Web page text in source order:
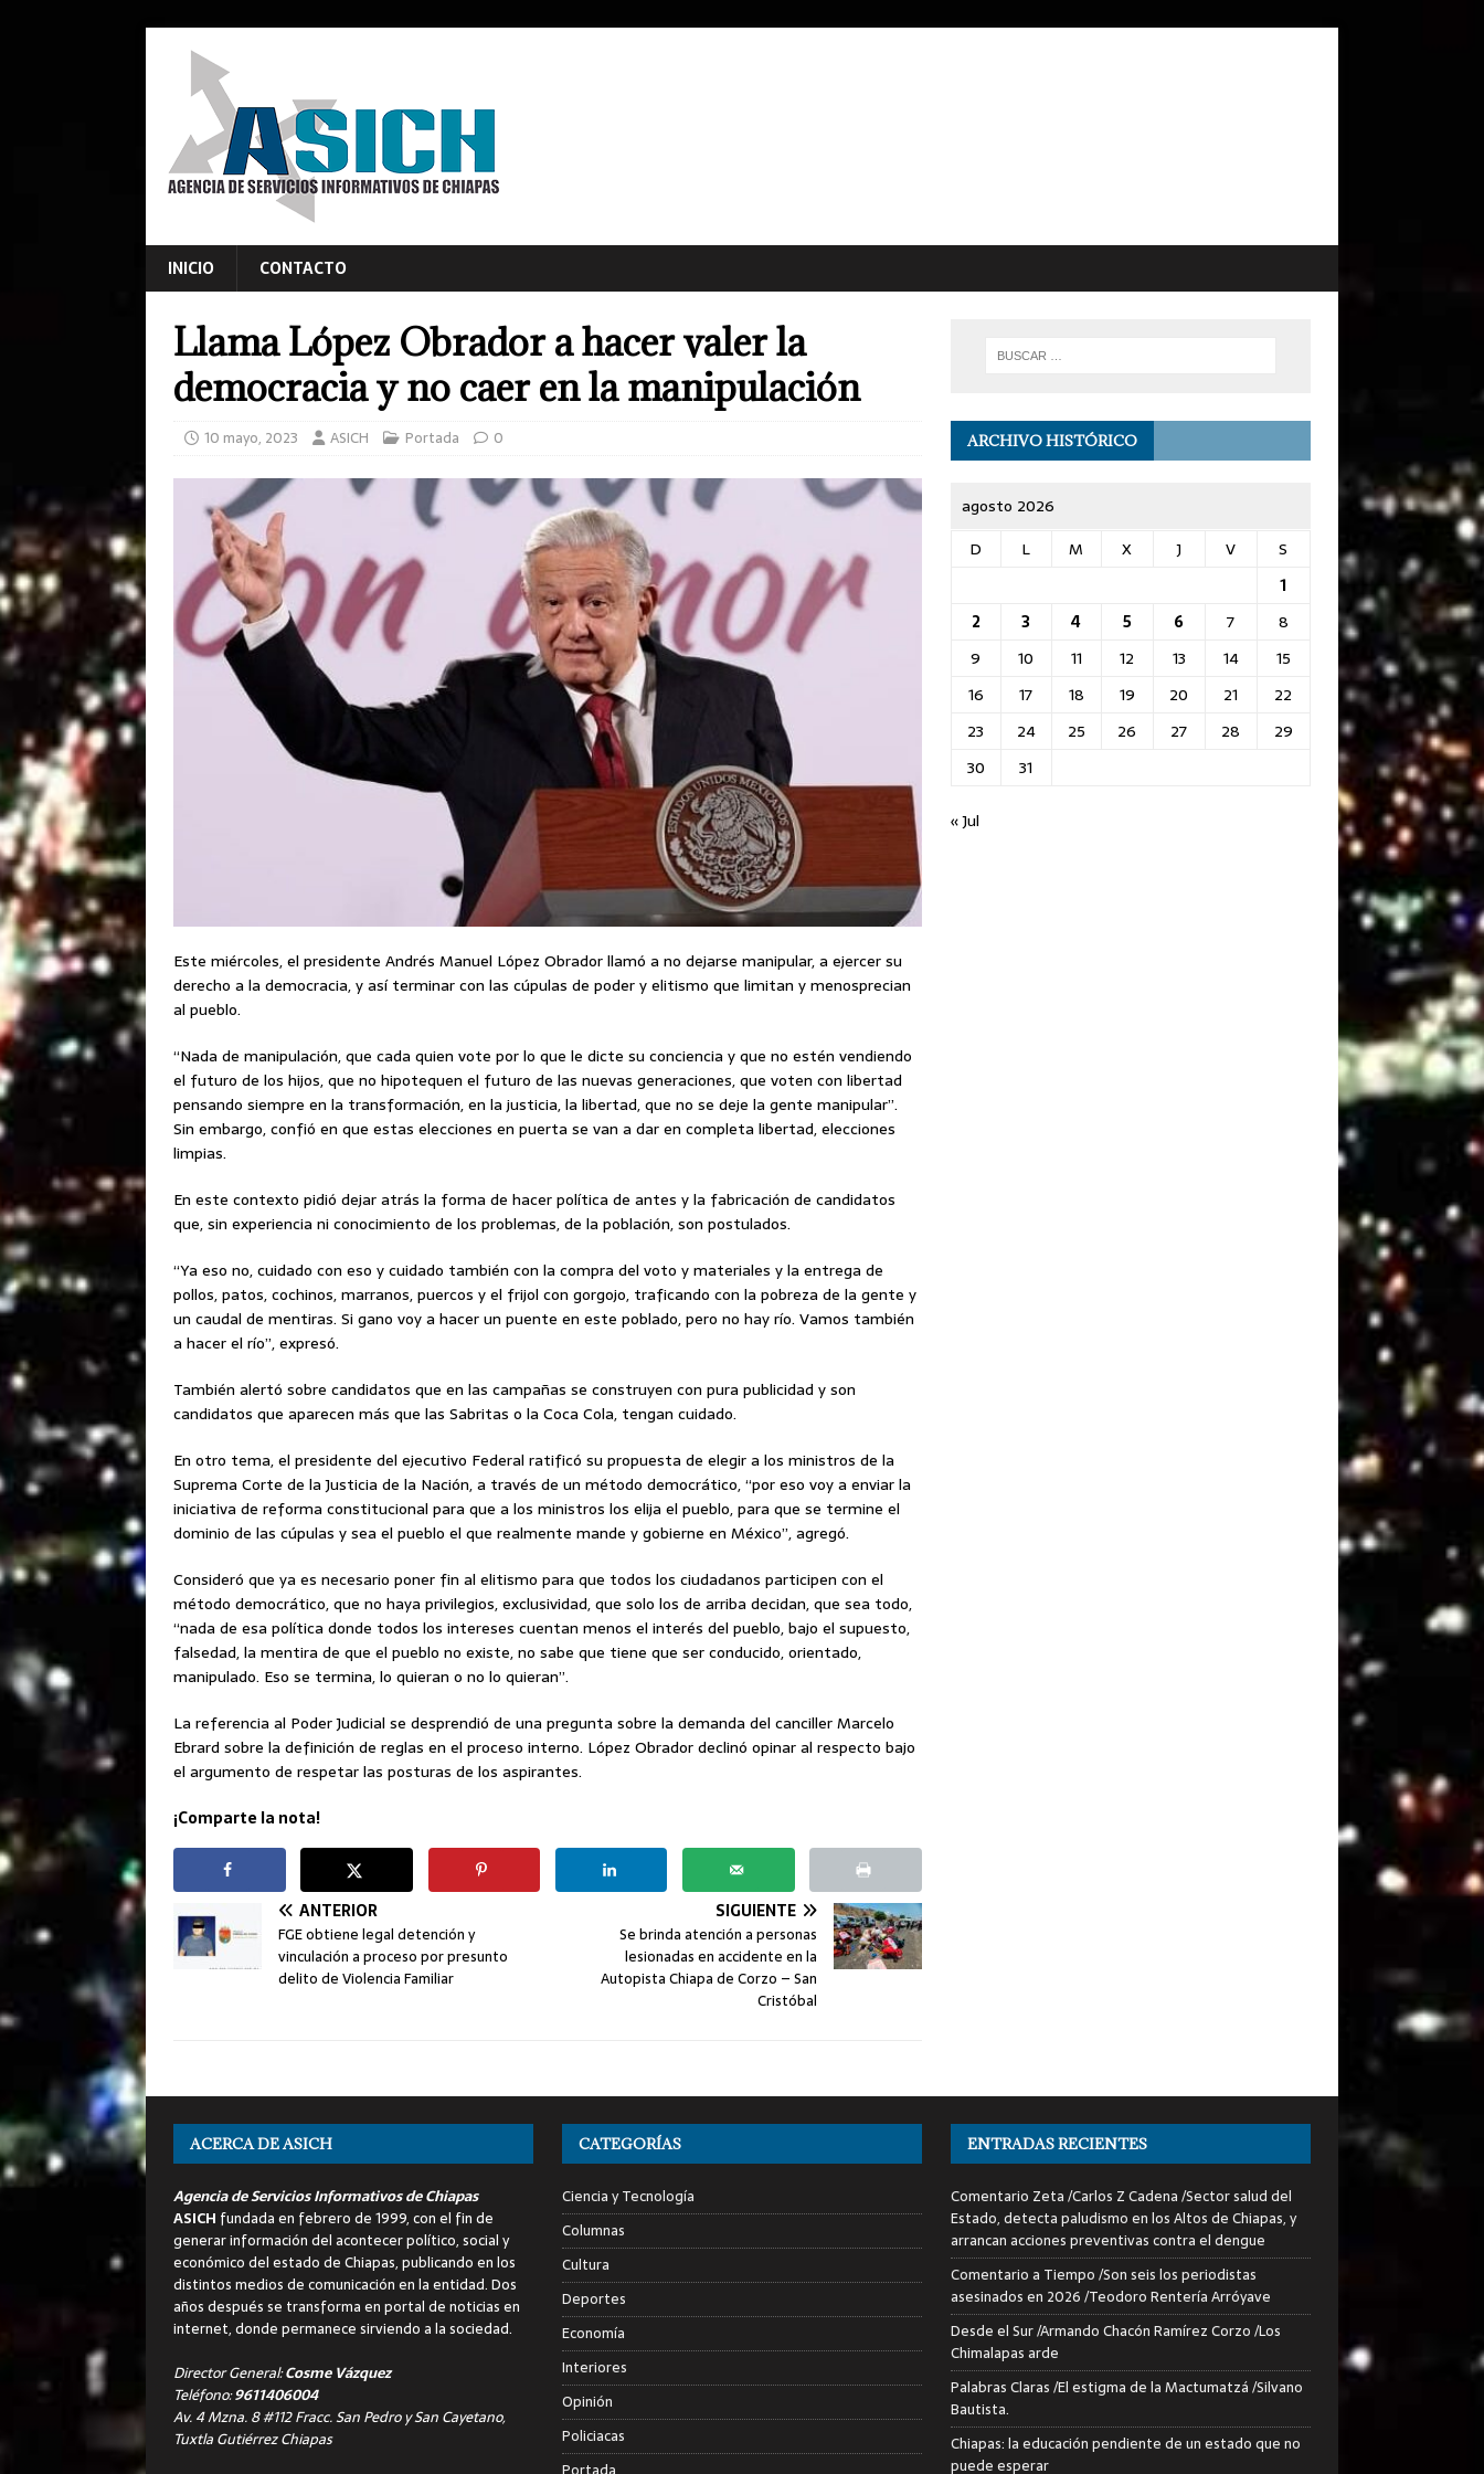
INICIO CONTACTO
Llama López Obrador a hacer valer la
democracia y no caer en la manipulación
10 mayo, 2023 ASICH Portada 0
Este miércoles, el presidente Andrés Manuel López Obrador llamó a no dejarse manipular, a ejercer su
derecho a la democracia, y así terminar con las cúpulas de poder y elitismo que limitan y menosprecian
al pueblo.
“Nada de manipulación, que cada quien vote por lo que le dicte su conciencia y que no estén vendiendo
el futuro de los hijos, que no hipotequen el futuro de las nuevas generaciones, que voten con libertad
pensando siempre en la transformación, en la justicia, la libertad, que no se deje la gente manipular”.
Sin embargo, confió en que estas elecciones en puerta se van a dar en completa libertad, elecciones
limpias.
En este contexto pidió dejar atrás la forma de hacer política de antes y la fabricación de candidatos
que, sin experiencia ni conocimiento de los problemas, de la población, son postulados.
“Ya eso no, cuidado con eso y cuidado también con la compra del voto y materiales y la entrega de
pollos, patos, cochinos, marranos, puercos y el frijol con gorgojo, traficando con la pobreza de la gente y
un caudal de mentiras. Si gano voy a hacer un puente en este poblado, pero no hay río. Vamos también
a hacer el río”, expresó.
También alertó sobre candidatos que en las campañas se construyen con pura publicidad y son
candidatos que aparecen más que las Sabritas o la Coca Cola, tengan cuidado.
En otro tema, el presidente del ejecutivo Federal ratificó su propuesta de elegir a los ministros de la
Suprema Corte de la Justicia de la Nación, a través de un método democrático, “por eso voy a enviar la
iniciativa de reforma constitucional para que a los ministros los elija el pueblo, para que se termine el
dominio de las cúpulas y sea el pueblo el que realmente mande y gobierne en México”, agregó.
Consideró que ya es necesario poner fin al elitismo para que todos los ciudadanos participen con el
método democrático, que no haya privilegios, exclusividad, que solo los de arriba decidan, que sea todo,
“nada de esa política donde todos los intereses cuentan menos el interés del pueblo, bajo el supuesto,
falsedad, la mentira de que el pueblo no existe, no sabe que tiene que ser conducido, orientado,
manipulado. Eso se termina, lo quieran o no lo quieran”.
La referencia al Poder Judicial se desprendió de una pregunta sobre la demanda del canciller Marcelo
Ebrard sobre la definición de reglas en el proceso interno. López Obrador declinó opinar al respecto bajo
el argumento de respetar las posturas de los aspirantes.
¡Comparte la nota!
ANTERIOR
FGE obtiene legal detención y
vinculación a proceso por presunto
delito de Violencia Familiar
SIGUIENTE
Se brinda atención a personas
lesionadas en accidente en la
Autopista Chiapa de Corzo – San
Cristóbal
ARCHIVO HISTÓRICO
agosto 2026
D
L M X J V
S
1
2
3 4 5 6 7
8
9
10 11 12 13 14
15
16
17 18 19 20 21
22
23
24 25 26 27 28
29
30
31
« Jul
ACERCA DE ASICH
Agencia de Servicios Informativos de Chiapas
ASICH fundada en febrero de 1999, con el fin de
generar información del acontecer político, social y
económico del estado de Chiapas, publicando en los
distintos medios de comunicación en la entidad. Dos
años después se transforma en portal de noticias en
internet, donde permanece sirviendo a la sociedad.
Director General:Cosme Vázquez
Teléfono:9611406004
Av. 4 Mzna. 8 #112 Fracc. San Pedro y San Cayetano,
Tuxtla Gutiérrez Chiapas
CATEGORÍAS
Ciencia y Tecnología
Columnas
Cultura
Deportes
Economía
Interiores
Opinión
Policiacas
ENTRADAS RECIENTES
Comentario Zeta /Carlos Z Cadena /Sector salud del
Estado, detecta paludismo en los Altos de Chiapas, y
arrancan acciones preventivas contra el dengue
Comentario a Tiempo /Son seis los periodistas
asesinados en 2026 /Teodoro Rentería Arróyave
Desde el Sur /Armando Chacón Ramírez Corzo /Los
Chimalapas arde
Palabras Claras /El estigma de la Mactumatzá /Silvano
Bautista.
Chiapas: la educación pendiente de un estado que no
puede esperar